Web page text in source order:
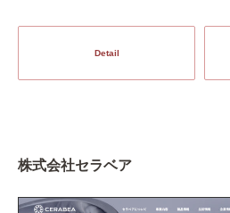
Detail
株式会社セラベア